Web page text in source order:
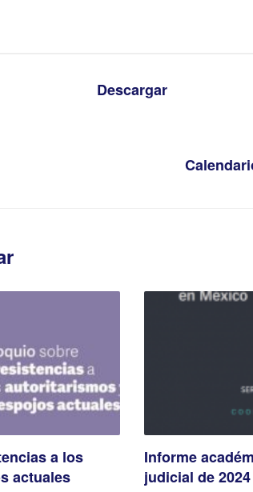
Descargar
a los
actuales
Informe
judicial de